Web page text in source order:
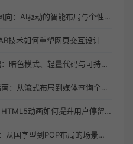
2025网页设计新风向：AI驱动的智能布局与个性化体验
技术如何重塑网页交互设计
绿色网页设计崛起：暗色模式、轻量代码与可持续托管实践
响应式设计终极指南：从流式布局到媒体查询全解析
动态效果心理学：HTML5动画如何提升用户停留时间
9大网页布局模板：从国字型到POP布局的场景化应用